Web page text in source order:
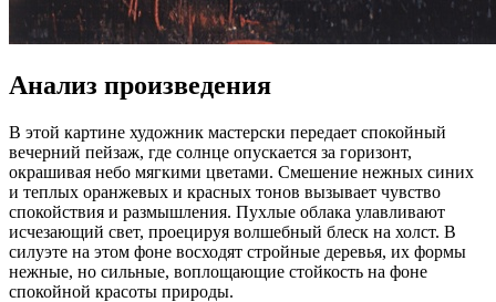
Анализ произведения
В этой картине художник мастерски передает спокойный
вечерний пейзаж, где солнце опускается за горизонт,
окрашивая небо мягкими цветами. Смешение нежных синих
и теплых оранжевых и красных тонов вызывает чувство
спокойствия и размышления. Пухлые облака улавливают
исчезающий свет, проецируя волшебный блеск на холст. В
силуэте на этом фоне восходят стройные деревья, их формы
нежные, но сильные, воплощающие стойкость на фоне
спокойной красоты природы.